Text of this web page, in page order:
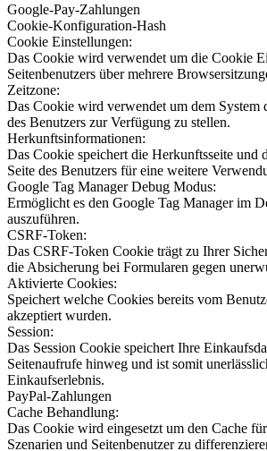
Google-Pay-Zahlungen
Cookie-Konfiguration-Hash
Cookie Einstellungen:
Das Cookie wird verwendet um die Cookie
Seitenbenutzers über mehrere
Zeitzone:
Das Cookie wird verwendet um dem System
des Benutzers zur Verfügung zu stellen.
Herkunftsinformationen:
Das Cookie speichert die Herkunftsseite und
Seite des Benutzers für eine weitere
Google Tag Manager Debug Modus:
Ermöglicht es den Google Tag Manager im
auszuführen.
CSRF-Token:
Das CSRF-Token Cookie trägt zu Ihrer
die Absicherung bei Formularen gegen
Aktivierte Cookies:
Speichert welche Cookies bereits vom
akzeptiert wurden.
Session:
Das Session Cookie speichert Ihre
Seitenaufrufe hinweg und ist somit
Einkaufserlebnis.
PayPal-Zahlungen
Cache Behandlung:
Das Cookie wird eingesetzt um den Cache
Szenarien und Seitenbenutzer zu